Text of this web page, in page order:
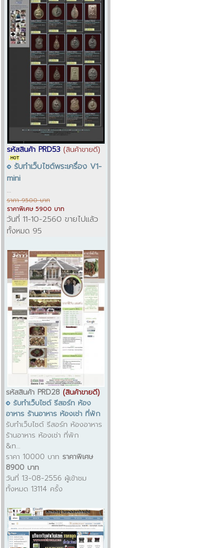
รหัสสินค้า PRD53 (สินค้าขายดี)
รับทำเว็บไซต์พระเครื่อง V1-
mini
...
ราคา 9500 บาท
ราคาพิเศษ 5900 บาท
วันที่ 11-10-2560 ขายไปแล้ว
ทั้งหมด 95
รหัสสินค้า PRD28 (สินค้าขายดี)
รับทำเว็บไซต์ รีสอร์ท ห้อง
อาหาร ร้านอาหาร ห้องเช่า ที่พัก
รับทำเว็บไซต์ รีสอร์ท ห้องอาหาร
ร้านอาหาร ห้องเช่า ที่พัก
&n...
ราคา 10000 บาท ราคาพิเศษ
8900 บาท
วันที่ 13-08-2556 ผู้เข้าชม
ทั้งหมด 13114 ครั้ง